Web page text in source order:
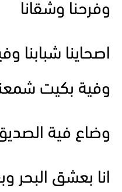
وفرحنا وشقانا
اصحاينا شبابنا
وفية بكيت
وضاع فية
انا بعشق البحر